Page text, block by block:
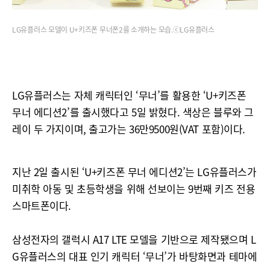
LG유플러스 모델이 U+키즈폰 무너폰2를 소개하는 모습.ⓒLG유플러스
LG유플러스는 자체 캐릭터인 ‘무너’를 활용한 ‘U+키즈폰
무너 에디션2’를 출시했다고 5일 밝혔다. 색상은 블루와 그
레이 두 가지이며, 출고가는 36만9500원(VAT 포함)이다.
지난 2일 출시된 ‘U+키즈폰 무너 에디션2’는 LG유플러스가
미취학 아동 및 초등학생을 위해 선보이는 9번째 키즈 전용
스마트폰이다.
삼성전자의 갤럭시 A17 LTE 모델을 기반으로 제작됐으며 L
G유플러스의 대표 인기 캐릭터 ‘무너’가 바탕화면과 테마에